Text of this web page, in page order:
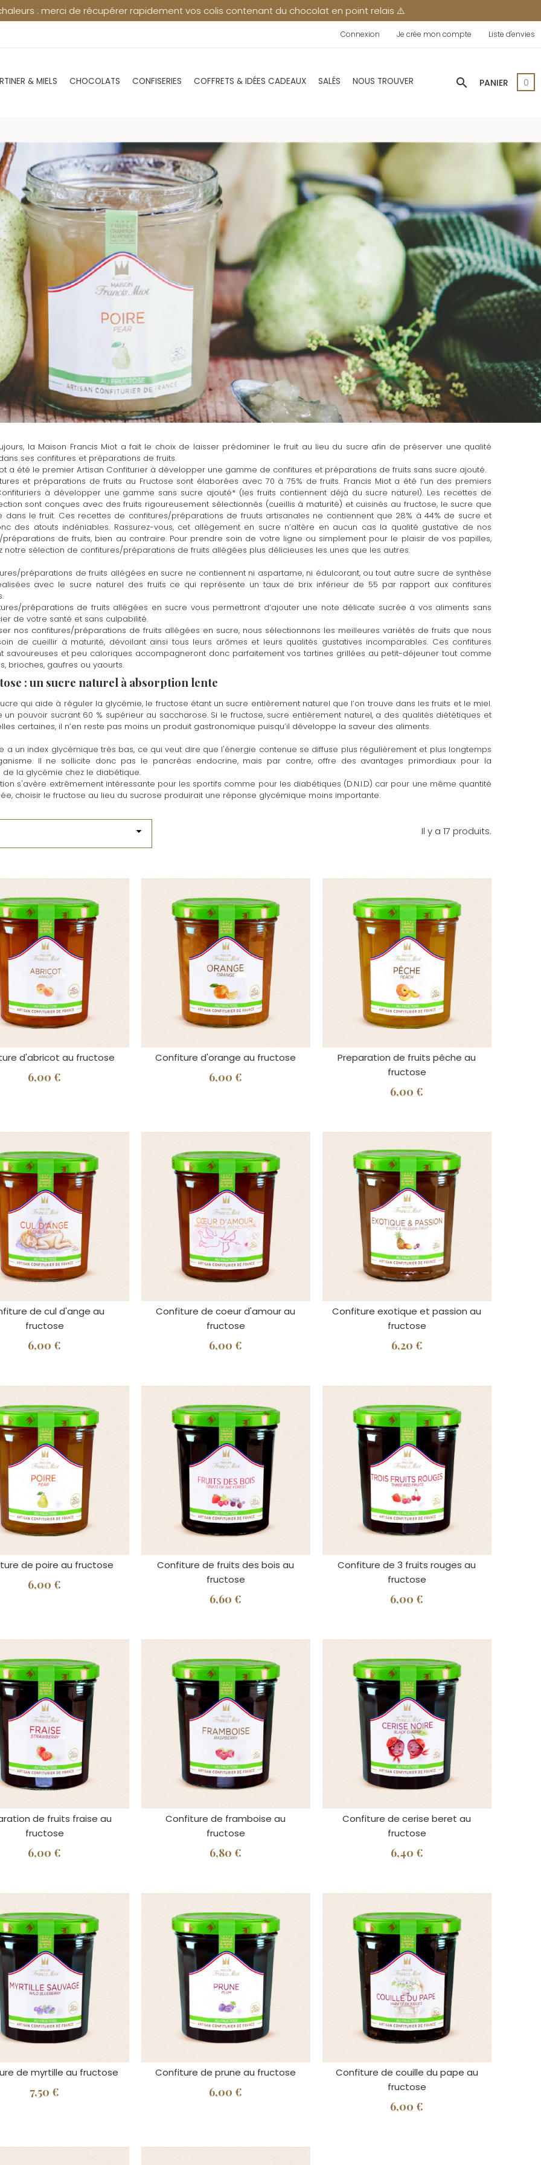
vos colis contenant du chocolat en point relais ⚠️
Connexion Je crée mon compte Liste d'envies
& MIELS CHOCOLATS CONFISERIES COFFRETS & IDÉES CADEAUX SALÉS NOUS TROUVER search PANIER 0
la Maison Francis Miot a fait le choix de laisser prédominer le fruit au lieu du sucre afin de préserver une qualité
ses confitures et préparations de fruits.
a été le premier Artisan Confiturier à développer une gamme de confitures et préparations de fruits sans sucre ajouté.
et préparations de fruits au Fructose sont élaborées avec 70 à 75% de fruits. Francis Miot a été l’un des premiers
à développer une gamme sans sucre ajouté* (les fruits contiennent déjà du sucre naturel). Les recettes de
sont conçues avec des fruits rigoureusement sélectionnés (cueillis à maturité) et cuisinés au fructose, le sucre que
dans le fruit. Ces recettes de confitures/préparations de fruuts artisanales ne contiennent que 28% à 44% de sucre et
des atouts indéniables. Rassurez-vous, cet allègement en sucre n’altère en aucun cas la qualité gustative de nos
préparations de fruits, bien au contraire. Pour prendre soin de votre ligne ou simplement pour le plaisir de vos papilles,
notre sélection de confitures/préparations de fruits allégées plus délicieuses les unes que les autres.
préparations de fruits allégées en sucre ne contiennent ni aspartame, ni édulcorant, ou tout autre sucre de synthèse
avec le sucre naturel des fruits ce qui représente un taux de brix inférieur de 55 par rapport aux confitures
préparations de fruits allégées en sucre vous permettront d’ajouter une note délicate sucrée à vos aliments sans
de votre santé et sans culpabilité.
nos confitures/préparations de fruits allégées en sucre, nous sélectionnons les meilleures variétés de fruits que nous
de cueillir à maturité, dévoilant ainsi tous leurs arômes et leurs qualités gustatives incomparables. Ces confitures
savoureuses et peu caloriques accompagneront donc parfaitement vos tartines grillées au petit-déjeuner tout comme
brioches, gaufres ou yaourts.
: un sucre naturel à absorption lente
qui aide à réguler la glycémie, le fructose étant un sucre entièrement naturel que l’on trouve dans les fruits et le miel.
un pouvoir sucrant 60 % supérieur au saccharose. Si le fructose, sucre entièrement naturel, a des qualités diététiques et
certaines, il n’en reste pas moins un produit gastronomique puisqu’il développe la saveur des aliments.
a un index glycémique très bas, ce qui veut dire que l'énergie contenue se diffuse plus régulièrement et plus longtemps
Il ne sollicite donc pas le pancréas endocrine, mais par contre, offre des avantages primordiaux pour la
de la glycémie chez le diabétique.
s'avère extrêmement intéressante pour les sportifs comme pour les diabétiques (D.N.I.D) car pour une même quantité
choisir le fructose au lieu du sucrose produirait une réponse glycémique moins importante.
arrow_drop_down Il y a 17 produits.
d'abricot au fructose
6,00 €
Confiture d'orange au fructose
6,00 €
Preparation de fruits pêche au
fructose
6,00 €
de cul d'ange au
fructose
6,00 €
Confiture de coeur d'amour au
fructose
6,00 €
Confiture exotique et passion au
fructose
6,20 €
de poire au fructose
6,00 €
Confiture de fruits des bois au
fructose
6,60 €
Confiture de 3 fruits rouges au
fructose
6,00 €
de fruits fraise au
fructose
6,00 €
Confiture de framboise au
fructose
6,80 €
Confiture de cerise beret au
fructose
6,40 €
de myrtille au fructose
7,50 €
Confiture de prune au fructose
6,00 €
Confiture de couille du pape au
fructose
6,00 €